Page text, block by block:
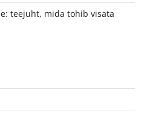
teejuht, mida tohib visata